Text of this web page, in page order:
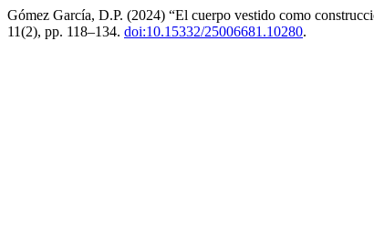
Gómez García, D.P. (2024) “El cuerpo vestido como
11(2), pp. 118–134. doi:10.15332/25006681.10280.